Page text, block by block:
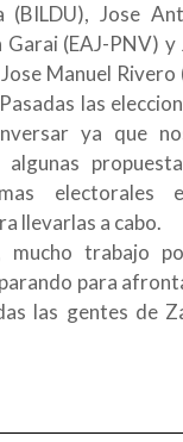
(BILDU), Jose
Garai (EAJ-PNV)
Jose Manuel
las
ya que
algunas
electorales
llevarlas a cabo.
mucho trabajo
para
las gentes de